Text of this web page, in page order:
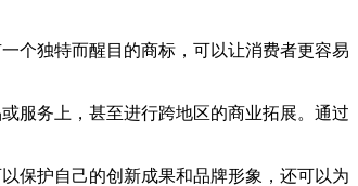
个独特而醒目的商标，可以让消费者更容易
服务上，甚至进行跨地区的商业拓展。通过
保护自己的创新成果和品牌形象，还可以为